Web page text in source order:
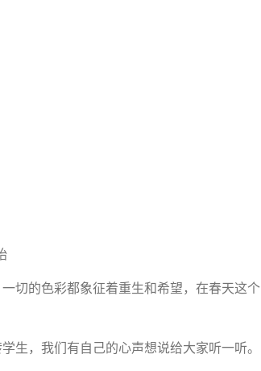
切的色彩都象征着重生和希望，在春天这个
，我们有自己的心声想说给大家听一听。